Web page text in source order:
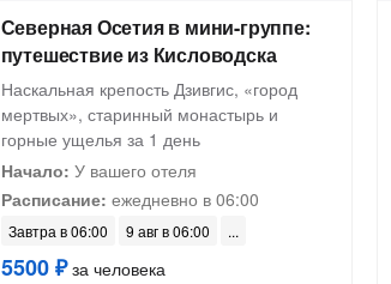
Северная Осетия в мини-группе:
путешествие из Кисловодска
Наскальная крепость Дзивгис, «город
мертвых», старинный монастырь и
горные ущелья за 1 день
Начало: У вашего отеля
Расписание: ежедневно в 06:00
Завтра в 06:00 9 авг в 06:00
5500 ₽за человека